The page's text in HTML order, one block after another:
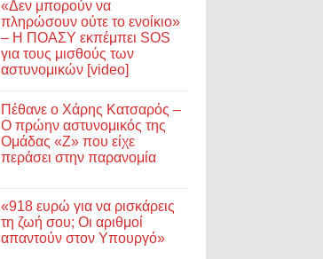
«Δεν μπορούν να
πληρώσουν ούτε το ενοίκιο»
– Η ΠΟΑΣΥ εκπέμπει SOS
για τους μισθούς των
αστυνομικών [video]
Πέθανε ο Χάρης Κατσαρός –
Ο πρώην αστυνομικός της
Ομάδας «Ζ» που είχε
περάσει στην παρανομία
«918 ευρώ για να ρισκάρεις
τη ζωή σου; Οι αριθμοί
απαντούν στον Υπουργό»